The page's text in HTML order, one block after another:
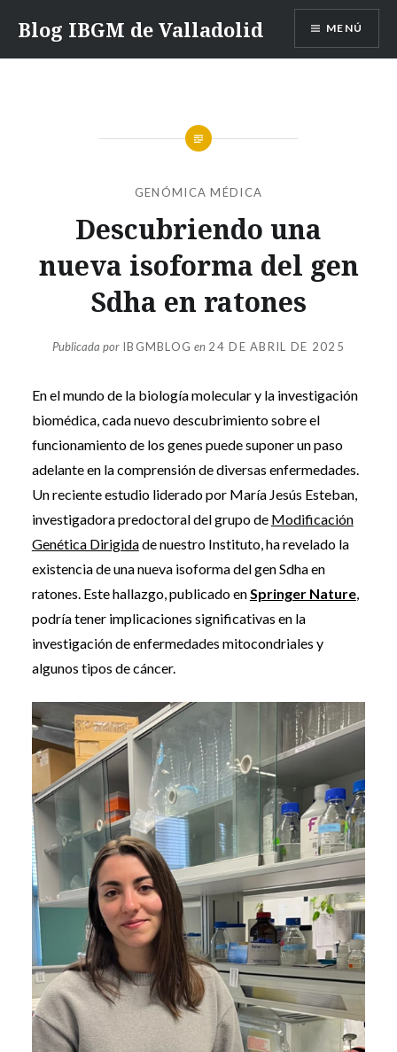
contenido
Blog IBGM de Valladolid MENÚ
GENÓMICA MÉDICA
Descubriendo una
nueva isoforma del gen
Sdha en ratones
Publicada por IBGMBLOG en 24 DE ABRIL DE 2025
En el mundo de la biología molecular y la investigación
biomédica, cada nuevo descubrimiento sobre el
funcionamiento de los genes puede suponer un paso
adelante en la comprensión de diversas enfermedades.
Un reciente estudio liderado por María Jesús Esteban,
investigadora predoctoral del grupo de Modificación
Genética Dirigidade nuestro Instituto, ha revelado la
existencia de una nueva isoforma del gen Sdha en
ratones. Este hallazgo, publicado en Springer Nature,
podría tener implicaciones significativas en la
investigación de enfermedades mitocondriales y
algunos tipos de cáncer.